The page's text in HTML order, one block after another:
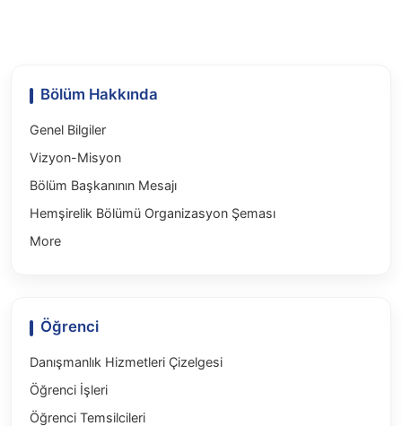
Bölüm Hakkında
Genel Bilgiler
Vizyon-Misyon
Bölüm Başkanının Mesajı
Hemşirelik Bölümü Organizasyon Şeması
More
Öğrenci
Danışmanlık Hizmetleri Çizelgesi
Öğrenci İşleri
Öğrenci Temsilcileri